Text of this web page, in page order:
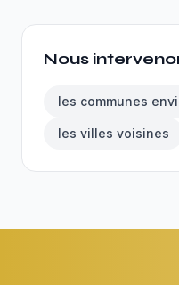
Nous
les communes
les villes voisines